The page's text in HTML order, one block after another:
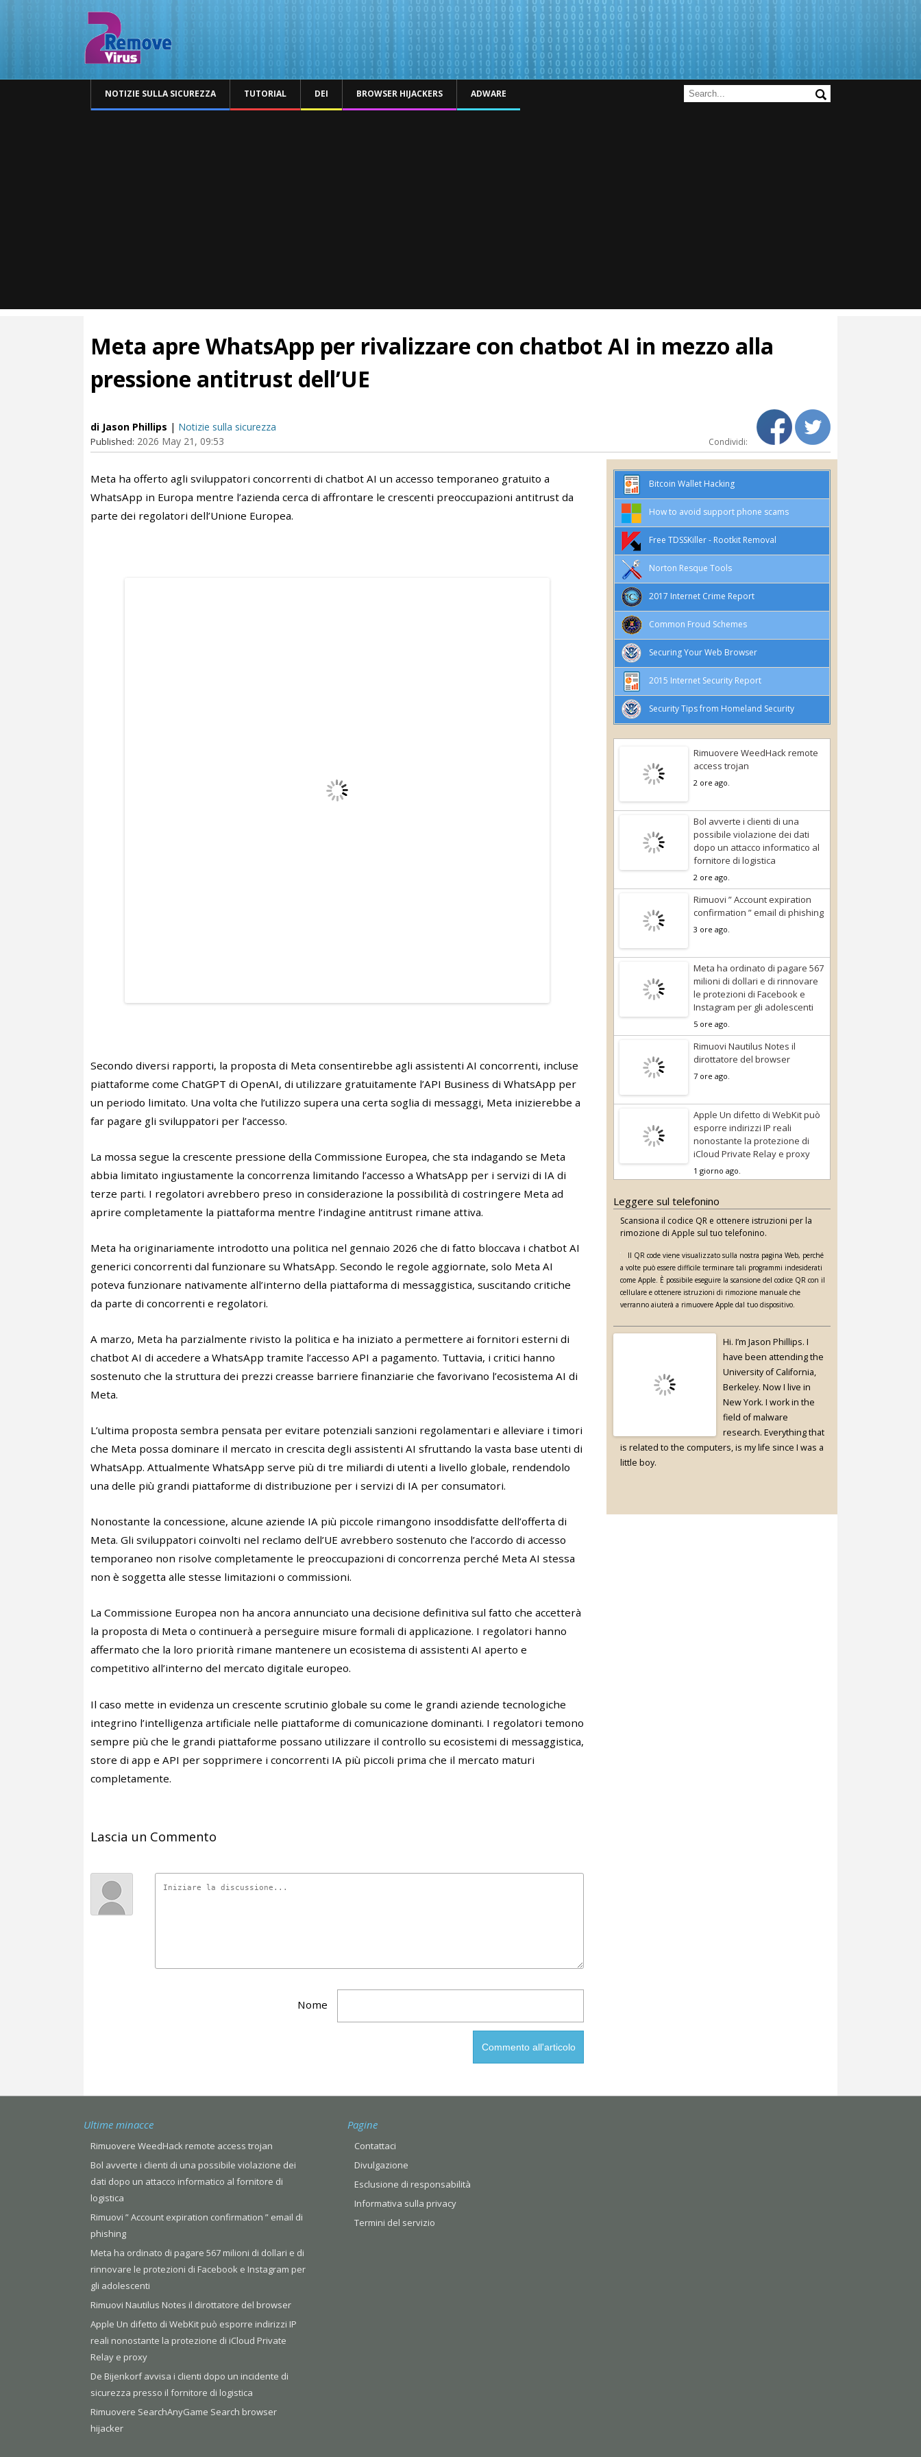
NOTIZIE SULLA SICUREZZA TUTORIAL DEI BROWSER HIJACKERS ADWARE
Meta apre WhatsApp per rivalizzare con chatbot AI in mezzo alla
pressione antitrust dell’UE
di Jason Phillips | Notizie sulla sicurezza
Published: 2026 May 21, 09:53 Condividi:
Meta ha offerto agli sviluppatori concorrenti di chatbot AI un accesso temporaneo gratuito a
WhatsApp in Europa mentre l’azienda cerca di affrontare le crescenti preoccupazioni antitrust da
parte dei regolatori dell’Unione Europea.
Secondo diversi rapporti, la proposta di Meta consentirebbe agli assistenti AI concorrenti, incluse
piattaforme come ChatGPT di OpenAI, di utilizzare gratuitamente l’API Business di WhatsApp per
un periodo limitato. Una volta che l’utilizzo supera una certa soglia di messaggi, Meta inizierebbe a
far pagare gli sviluppatori per l’accesso.
La mossa segue la crescente pressione della Commissione Europea, che sta indagando se Meta
abbia limitato ingiustamente la concorrenza limitando l’accesso a WhatsApp per i servizi di IA di
terze parti. I regolatori avrebbero preso in considerazione la possibilità di costringere Meta ad
aprire completamente la piattaforma mentre l’indagine antitrust rimane attiva.
Meta ha originariamente introdotto una politica nel gennaio 2026 che di fatto bloccava i chatbot AI
generici concorrenti dal funzionare su WhatsApp. Secondo le regole aggiornate, solo Meta AI
poteva funzionare nativamente all’interno della piattaforma di messaggistica, suscitando critiche
da parte di concorrenti e regolatori.
A marzo, Meta ha parzialmente rivisto la politica e ha iniziato a permettere ai fornitori esterni di
chatbot AI di accedere a WhatsApp tramite l’accesso API a pagamento. Tuttavia, i critici hanno
sostenuto che la struttura dei prezzi creasse barriere finanziarie che favorivano l’ecosistema AI di
Meta.
L’ultima proposta sembra pensata per evitare potenziali sanzioni regolamentari e alleviare i timori
che Meta possa dominare il mercato in crescita degli assistenti AI sfruttando la vasta base utenti di
WhatsApp. Attualmente WhatsApp serve più di tre miliardi di utenti a livello globale, rendendolo
una delle più grandi piattaforme di distribuzione per i servizi di IA per consumatori.
Nonostante la concessione, alcune aziende IA più piccole rimangono insoddisfatte dell’offerta di
Meta. Gli sviluppatori coinvolti nel reclamo dell’UE avrebbero sostenuto che l’accordo di accesso
temporaneo non risolve completamente le preoccupazioni di concorrenza perché Meta AI stessa
non è soggetta alle stesse limitazioni o commissioni.
La Commissione Europea non ha ancora annunciato una decisione definitiva sul fatto che accetterà
la proposta di Meta o continuerà a perseguire misure formali di applicazione. I regolatori hanno
affermato che la loro priorità rimane mantenere un ecosistema di assistenti AI aperto e
competitivo all’interno del mercato digitale europeo.
Il caso mette in evidenza un crescente scrutinio globale su come le grandi aziende tecnologiche
integrino l’intelligenza artificiale nelle piattaforme di comunicazione dominanti. I regolatori temono
sempre più che le grandi piattaforme possano utilizzare il controllo su ecosistemi di messaggistica,
store di app e API per sopprimere i concorrenti IA più piccoli prima che il mercato maturi
completamente.
Lascia un Commento
Nome
Bitcoin Wallet Hacking
How to avoid support phone scams
Free TDSSKiller - Rootkit Removal
Norton Resque Tools
2017 Internet Crime Report
Common Froud Schemes
Securing Your Web Browser
2015 Internet Security Report
Security Tips from Homeland Security
Rimuovere WeedHack remote
access trojan
2 ore ago.
Bol avverte i clienti di una
possibile violazione dei dati
dopo un attacco informatico al
fornitore di logistica
2 ore ago.
Rimuovi ” Account expiration
confirmation ” email di phishing
3 ore ago.
Meta ha ordinato di pagare 567
milioni di dollari e di rinnovare
le protezioni di Facebook e
Instagram per gli adolescenti
5 ore ago.
Rimuovi Nautilus Notes il
dirottatore del browser
7 ore ago.
Apple Un difetto di WebKit può
esporre indirizzi IP reali
nonostante la protezione di
iCloud Private Relay e proxy
1 giorno ago.
Leggere sul telefonino
Scansiona il codice QR e ottenere istruzioni per la
rimozione di Apple sul tuo telefonino.
Il QR code viene visualizzato sulla nostra pagina Web, perché
a volte può essere difficile terminare tali programmi indesiderati
come Apple. È possibile eseguire la scansione del codice QR con il
cellulare e ottenere istruzioni di rimozione manuale che
verranno aiuterà a rimuovere Apple dal tuo dispositivo.
Hi. I’m Jason Phillips. I
have been attending the
University of California,
Berkeley. Now I live in
New York. I work in the
field of malware
research. Everything that
is related to the computers, is my life since I was a
little boy.
Ultime minacce
Rimuovere WeedHack remote access trojan
Bol avverte i clienti di una possibile violazione dei
dati dopo un attacco informatico al fornitore di
logistica
Rimuovi ” Account expiration confirmation ” email di
phishing
Meta ha ordinato di pagare 567 milioni di dollari e di
rinnovare le protezioni di Facebook e Instagram per
gli adolescenti
Rimuovi Nautilus Notes il dirottatore del browser
Apple Un difetto di WebKit può esporre indirizzi IP
reali nonostante la protezione di iCloud Private
Relay e proxy
De Bijenkorf avvisa i clienti dopo un incidente di
sicurezza presso il fornitore di logistica
Rimuovere SearchAnyGame Search browser
hijacker
Pagine
Contattaci
Divulgazione
Esclusione di responsabilità
Informativa sulla privacy
Termini del servizio